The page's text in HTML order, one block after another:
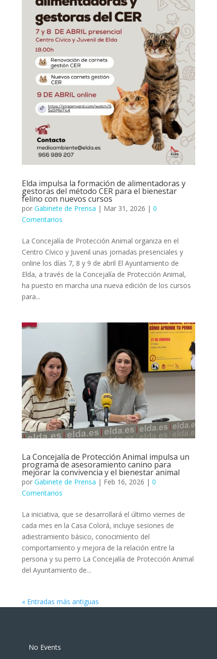
Elda impulsa la formación de alimentadoras y
gestoras del método CER para el bienestar
felino con nuevos cursos
por Gabinete de Prensa | Mar 31, 2026 | 0
Comentarios
La Concejalía de Protección Animal organiza en el
Centro Cívico y Juvenil unas jornadas presenciales y
online los días 7, 8 y 9 de abril El Ayuntamiento de
Elda, a través de la Concejalía de Protección Animal,
ha puesto en marcha una nueva edición de los cursos
para...
La Concejalía de Protección Animal impulsa un
programa de asesoramiento canino para
mejorar la convivencia y el bienestar animal
por Gabinete de Prensa | Feb 16, 2026 | 0
Comentarios
La iniciativa, que se desarrollará el último viernes de
cada mes en la Casa Colorá, incluye sesiones de
adiestramiento básico, conocimiento del
comportamiento y mejora de la relación entre la
persona y su perro La Concejalía de Protección Animal
del Ayuntamiento de...
« Entradas más antiguas
No Events